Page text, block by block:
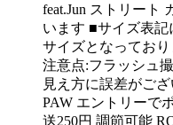
feat.Jun ストリート
います ■サイズ表
サイズとなってお
注意点:フラッシュ
見え方に誤差がござ
PAW エントリーで
送250円 調節可能